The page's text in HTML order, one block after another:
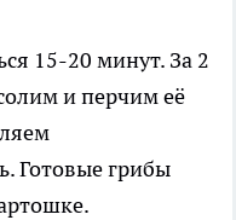
15-20 минут. За 2
и перчим её
Готовые грибы